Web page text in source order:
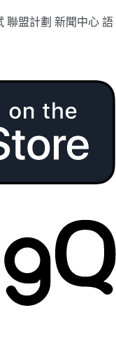
聯盟計劃 新聞中心語